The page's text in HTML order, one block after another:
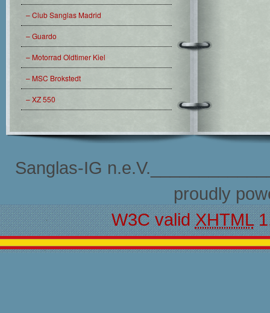
– Club Sanglas Madrid
– Guardo
– Motorrad Oldtimer Kiel
– MSC Brokstedt
– XZ 550
Sanglas-IG
proudly
W3C validXHTML